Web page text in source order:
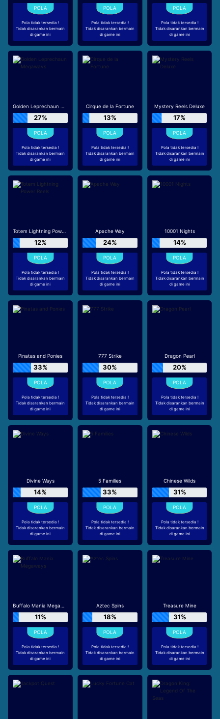
Pola tidak tersedia !
Tidak disarankan bermain
di game ini
Pola tidak tersedia !
Tidak disarankan bermain
di game ini
Pola tidak tersedia !
Tidak disarankan bermain
di game ini
Golden Leprechaun Megaways
27%
Pola tidak tersedia !
Tidak disarankan bermain
di game ini
Cirque de la Fortune
13%
Pola tidak tersedia !
Tidak disarankan bermain
di game ini
Mystery Reels Deluxe
17%
Pola tidak tersedia !
Tidak disarankan bermain
di game ini
Totem Lightning Power Reels
12%
Pola tidak tersedia !
Tidak disarankan bermain
di game ini
Apache Way
24%
Pola tidak tersedia !
Tidak disarankan bermain
di game ini
10001 Nights
14%
Pola tidak tersedia !
Tidak disarankan bermain
di game ini
Pinatas and Ponies
33%
Pola tidak tersedia !
Tidak disarankan bermain
di game ini
777 Strike
30%
Pola tidak tersedia !
Tidak disarankan bermain
di game ini
Dragon Pearl
20%
Pola tidak tersedia !
Tidak disarankan bermain
di game ini
Divine Ways
14%
Pola tidak tersedia !
Tidak disarankan bermain
di game ini
5 Families
33%
Pola tidak tersedia !
Tidak disarankan bermain
di game ini
Chinese Wilds
31%
Pola tidak tersedia !
Tidak disarankan bermain
di game ini
Buffalo Mania Megaways
11%
Pola tidak tersedia !
Tidak disarankan bermain
di game ini
Aztec Spins
18%
Pola tidak tersedia !
Tidak disarankan bermain
di game ini
Treasure Mine
31%
Pola tidak tersedia !
Tidak disarankan bermain
di game ini